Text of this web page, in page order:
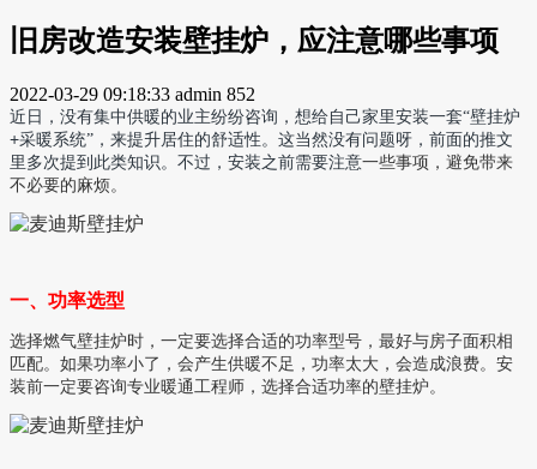
旧房改造安装壁挂炉，应注意哪些事项
2022-03-29 09:18:33 admin 852
近日，没有集中供暖的业主纷纷咨询，想给自己家里安装一套“壁挂炉
+采暖系统”，来提升居住的舒适性。这当然没有问题呀，前面的推文
里多次提到此类知识。不过，安装之前需要注意一些事项，避免带来
不必要的麻烦。
一、功率选型
选择燃气壁挂炉时，一定要选择合适的功率型号，最好与房子面积相
匹配。如果功率小了，会产生供暖不足，功率太大，会造成浪费。安
装前一定要咨询专业暖通工程师，选择合适功率的壁挂炉。